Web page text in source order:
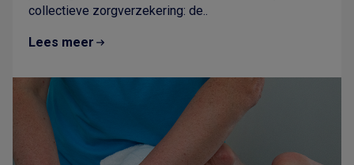
collectieve zorgverzekering: de..
Lees meer